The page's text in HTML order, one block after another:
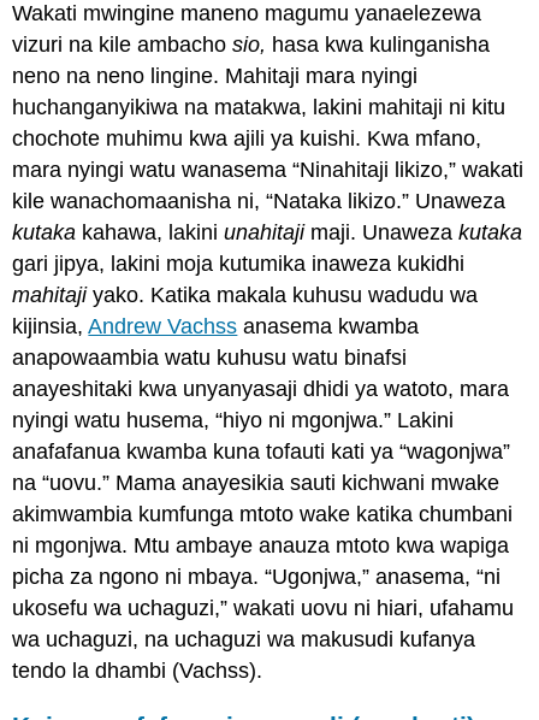
Wakati mwingine maneno magumu yanaelezewa
vizuri na kile ambachosio, hasa kwa kulinganisha
neno na neno lingine. Mahitaji mara nyingi
huchanganyikiwa na matakwa, lakini mahitaji ni kitu
chochote muhimu kwa ajili ya kuishi. Kwa mfano,
mara nyingi watu wanasema “Ninahitaji likizo,” wakati
kile wanachomaanisha ni, “Nataka likizo.” Unaweza
kutaka kahawa, lakiniunahitajimaji. Unawezakutaka
gari jipya, lakini moja kutumika inaweza kukidhi
mahitajiyako. Katika makala kuhusu wadudu wa
kijinsia,Andrew Vachss anasema kwamba
anapowaambia watu kuhusu watu binafsi
anayeshitaki kwa unyanyasaji dhidi ya watoto, mara
nyingi watu husema, “hiyo ni mgonjwa.” Lakini
anafafanua kwamba kuna tofauti kati ya “wagonjwa”
na “uovu.” Mama anayesikia sauti kichwani mwake
akimwambia kumfunga mtoto wake katika chumbani
ni mgonjwa. Mtu ambaye anauza mtoto kwa wapiga
picha za ngono ni mbaya. “Ugonjwa,” anasema, “ni
ukosefu wa uchaguzi,” wakati uovu ni hiari, ufahamu
wa uchaguzi, na uchaguzi wa makusudi kufanya
tendo la dhambi (Vachss).